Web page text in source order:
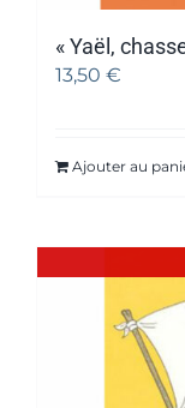
« Yaël,
13,50 €
Ajouter au